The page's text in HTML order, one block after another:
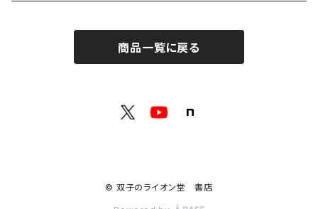
記憶：過去と向き合う
余白：答えを出さない時間
ZINE・同人誌フェア！！（2023年11月）
詩歌フェア！！（2023年10月）
商品一覧に戻る
© 双子のライオン堂 書店